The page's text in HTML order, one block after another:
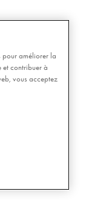
pour améliorer la
et contribuer à
vous acceptez